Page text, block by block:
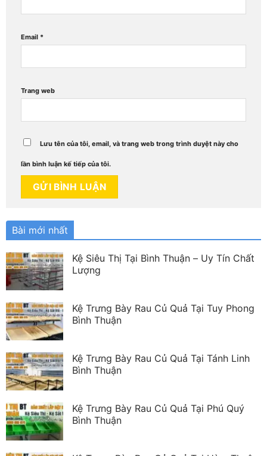
Email *
Trang web
Lưu tên của tôi, email, và trang web trong trình duyệt này cho
lần bình luận kế tiếp của tôi.
Bài mới nhất
Kệ Siêu Thị Tại Bình Thuận – Uy Tín Chất
Lượng
Kệ Trưng Bày Rau Củ Quả Tại Tuy Phong
Bình Thuận
Kệ Trưng Bày Rau Củ Quả Tại Tánh Linh
Bình Thuận
Kệ Trưng Bày Rau Củ Quả Tại Phú Quý
Bình Thuận